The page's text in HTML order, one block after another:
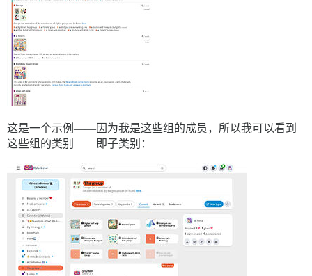
这是一个示例——因为我是这些组的成员，所以我可以看到
这些组的类别——即子类别：